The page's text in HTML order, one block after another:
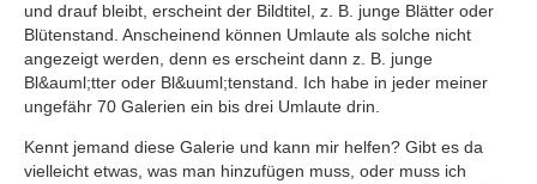
und drauf bleibt, erscheint der Bildtitel, z. B. junge Blätter oder
Blütenstand. Anscheinend können Umlaute als solche nicht
angezeigt werden, denn es erscheint dann z. B. junge
Bl&auml;tter oder Bl&uuml;tenstand. Ich habe in jeder meiner
ungefähr 70 Galerien ein bis drei Umlaute drin.
Kennt jemand diese Galerie und kann mir helfen? Gibt es da
vielleicht etwas, was man hinzufügen muss, oder muss ich